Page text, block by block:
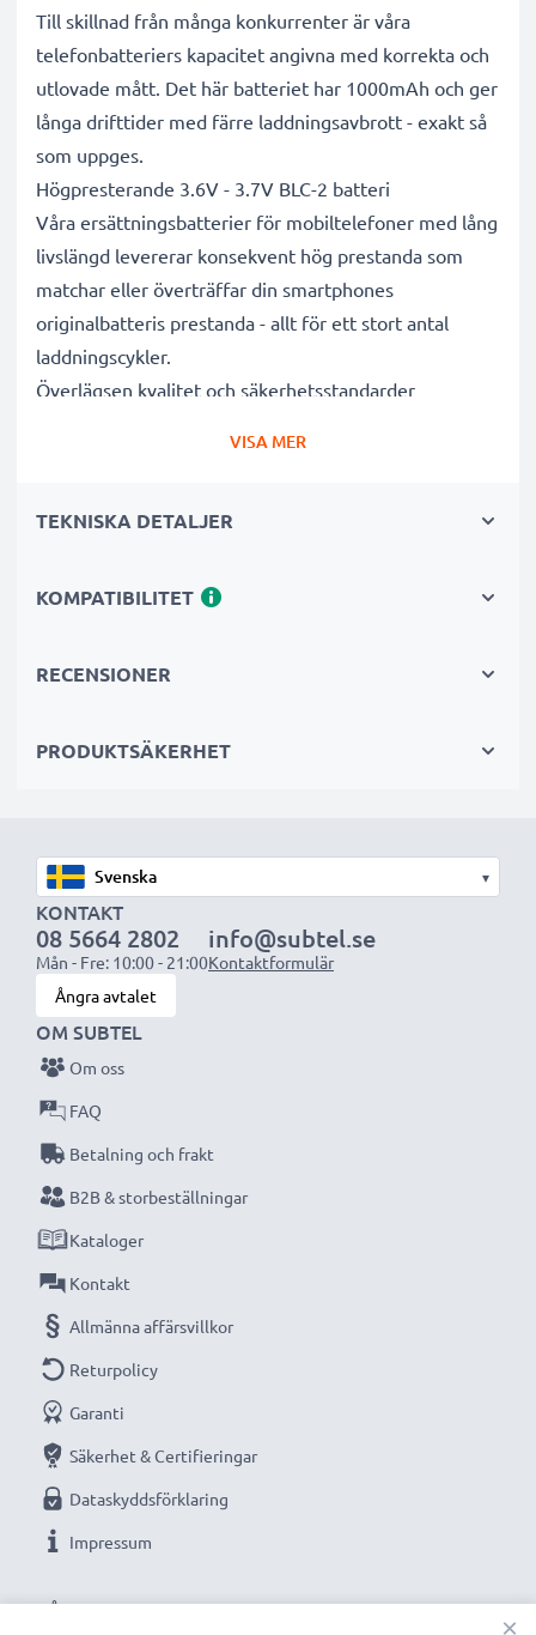
Till skillnad från många konkurrenter är våra
telefonbatteriers kapacitet angivna med korrekta och
utlovade mått. Det här batteriet har 1000mAh och ger
långa drifttider med färre laddningsavbrott - exakt så
som uppges.
Högpresterande 3.6V - 3.7V BLC-2 batteri
Våra ersättningsbatterier för mobiltelefoner med lång
livslängd levererar konsekvent hög prestanda som
matchar eller överträffar din smartphones
originalbatteris prestanda - allt för ett stort antal
laddningscykler.
Överlägsen kvalitet och säkerhetsstandarder
och hållet uppfylla de högsta EU- standarderna och
garanti.
genom återvinning.
kvaliteten. Beställ nu!
VISA MER
TEKNISKA DETALJER
KOMPATIBILITET
RECENSIONER
PRODUKTSÄKERHET
▾
KONTAKT
08 5664 2802
Mån - Fre: 10:00 - 21:00
info@subtel.se
Kontaktformulär
Ångra avtalet
VÅRA BETALNINGSALTERNATIV
OM SUBTEL
Om oss
FAQ
Betalning och frakt
B2B & storbeställningar
Kataloger
Kontakt
Allmänna affärsvillkor
Returpolicy
Garanti
Säkerhet & Certifieringar
Dataskyddsförklaring
Impressum
×